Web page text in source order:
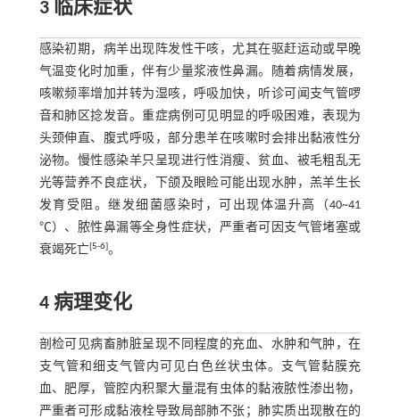
3 临床症状
感染初期，病羊出现阵发性干咳，尤其在驱赶运动或早晚
气温变化时加重，伴有少量浆液性鼻漏。随着病情发展，
咳嗽频率增加并转为湿咳，呼吸加快，听诊可闻支气管啰
音和肺区捻发音。重症病例可见明显的呼吸困难，表现为
头颈伸直、腹式呼吸，部分患羊在咳嗽时会排出黏液性分
泌物。慢性感染羊只呈现进行性消瘦、贫血、被毛粗乱无
光等营养不良症状，下颌及眼睑可能出现水肿，羔羊生长
发育受阻。继发细菌感染时，可出现体温升高（40~41
℃）、脓性鼻漏等全身性症状，严重者可因支气管堵塞或
衰竭死亡[5-6]。
4 病理变化
剖检可见病畜肺脏呈现不同程度的充血、水肿和气肿，在
支气管和细支气管内可见白色丝状虫体。支气管黏膜充
血、肥厚，管腔内积聚大量混有虫体的黏液脓性渗出物，
严重者可形成黏液栓导致局部肺不张；肺实质出现散在的